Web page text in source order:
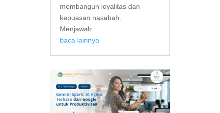
membangun loyalitas dan
kepuasan nasabah.
Menjawab...
baca lainnya